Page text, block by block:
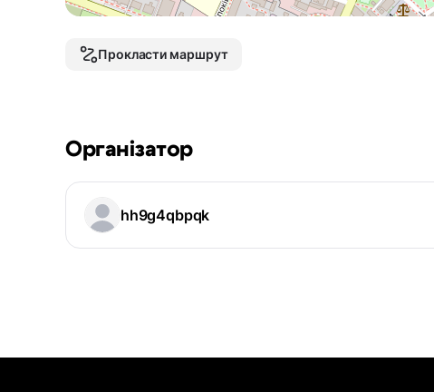
Прокласти маршрут
Організатор
hh9g4qbpqk